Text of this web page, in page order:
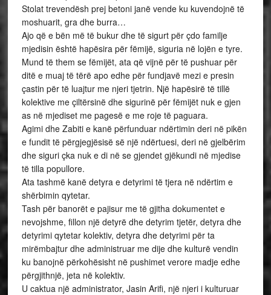
Stolat trevendësh prej betoni janë vende ku kuvendojnë të
moshuarit, gra dhe burra…
Ajo që e bën më të bukur dhe të sigurt për çdo familje
mjedisin është hapësira për fëmijë, siguria në lojën e tyre.
Mund të them se fëmijët, ata që vijnë për të pushuar për
ditë e muaj të tërë apo edhe për fundjavë mezi e presin
çastin për të luajtur me njeri tjetrin. Një hapësirë të tillë
kolektive me çiltërsinë dhe sigurinë për fëmijët nuk e gjen
as në mjediset me pagesë e me roje të paguara.
Agimi dhe Zabiti e kanë përfunduar ndërtimin deri në pikën
e fundit të përgjegjësisë së një ndërtuesi, deri në gjelbërim
dhe siguri çka nuk e di në se gjendet gjëkundi në mjedise
të tilla popullore.
Ata tashmë kanë detyra e detyrimi të tjera në ndërtim e
shërbimin qytetar.
Tash për banorët e pajisur me të gjitha dokumentet e
nevojshme, fillon një detyrë dhe detyrim tjetër, detyra dhe
detyrimi qytetar kolektiv, detyra dhe detyrimi për ta
mirëmbajtur dhe administruar me dije dhe kulturë vendin
ku banojnë përkohësisht në pushimet verore madje edhe
përgjithnjë, jeta në kolektiv.
U caktua një administrator, Jasin Arifi, një njeri i kulturuar